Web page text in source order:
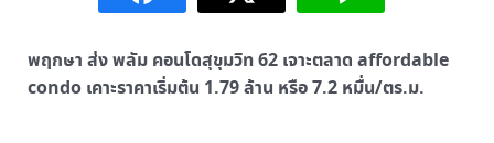
พฤกษา ส่ง พลัม คอนโดสุขุมวิท 62 เจาะตลาด affordable
condo เคาะราคาเริ่มต้น 1.79 ล้าน หรือ 7.2 หมื่น/ตร.ม.